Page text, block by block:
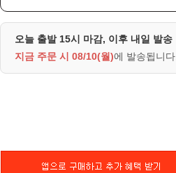
오늘 출발 15시 마감, 이후 내일 발송
지금 주문 시 08/10(월)에 발송됩니다.